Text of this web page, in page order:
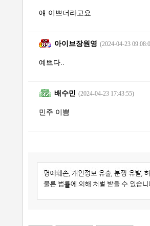
얘 이쁘더라고요
아이브장원영 (2024-04-23
예쁘다..
배수민 (2024-04-23 17:43:55)
민주 이쁨